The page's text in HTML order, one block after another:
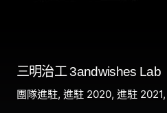
三明治工 3andwishes Lab
團隊進駐 進駐 2020 進駐 2021